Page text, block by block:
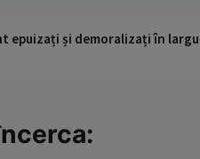
epuizați și demoralizați în